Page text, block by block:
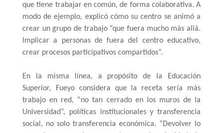
que tiene trabajar en común, de forma colaborativa. A
modo de ejemplo, explicó cómo su centro se animó a
crear un grupo de trabajo “que fuera mucho más allá.
Implicar a personas de fuera del centro educativo,
crear procesos participativos compartidos”.
En la misma línea, a propósito de la Educación
Superior, Fueyo considera que la receta sería más
trabajo en red, “no tan cerrado en los muros de la
Universidad”, políticas institucionales y transferencia
social, no solo transferencia económica. “Devolver lo